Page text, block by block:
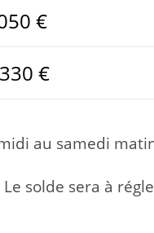
€
€
au samedi
solde sera à